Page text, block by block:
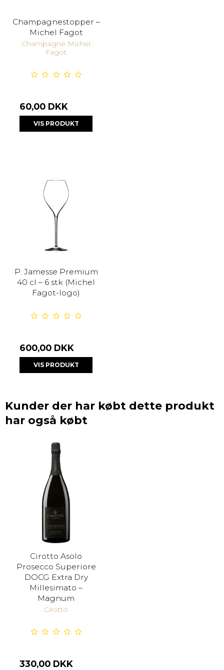
Champagnestopper –
Michel Fagot
Champagne Michel
Fagot
60,00 DKK
VIS PRODUKT
P. Jamesse Premium
40 cl – 6 stk (Michel
Fagot-logo)
600,00 DKK
VIS PRODUKT
Kunder der har købt dette produkt
har også købt
Cirotto Asolo
Prosecco Superiore
DOCG Extra Dry
Millesimato –
Magnum
Cirotto
330,00 DKK